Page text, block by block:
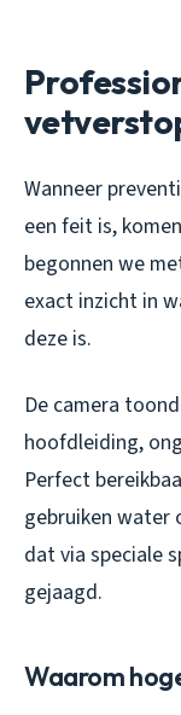
Wanneer
een feit is,
begonnen we
exact inzicht in
deze is.
De camera
hoofdleiding,
Perfect
gebruiken water
dat via speciale
gejaagd.
Waarom